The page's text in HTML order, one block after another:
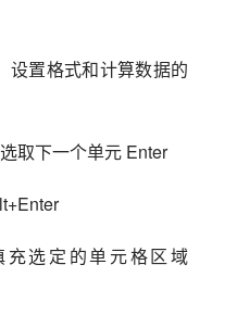
设置格式和计算数据的
取下一个单元 Enter
选定的单元格区域